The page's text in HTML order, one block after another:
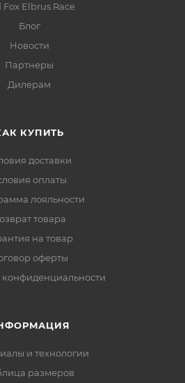
Fox Elbrus Race
Блог
Новости
Партнеры
Дилерам
КУПИТЬ
доставки
оплаты
лояльности
товара
на товар
оферты
и технологии
размеров